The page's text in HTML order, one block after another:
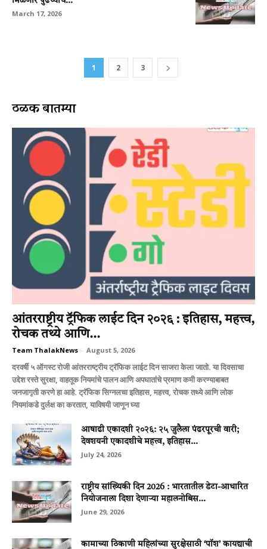
March 17, 2026
1 2 3
ठळक बातम्या
आंतरराष्ट्रीय ट्रॅफिक लाईट दिन २०२६ : इतिहास, महत्त्व,
रोचक तथ्ये आणि...
Team ThalakNews - August 5, 2026
दरवर्षी ५ ऑगस्ट रोजी आंतरराष्ट्रीय ट्रॅफिक लाईट दिन साजरा केला जातो. या दिवसाचा
उद्देश रस्ते सुरक्षा, वाहतूक नियमांचे पालन आणि अपघातांचे प्रमाण कमी करण्याबाबत
जनजागृती करणे हा आहे. ट्रॅफिक सिग्नलचा इतिहास, महत्त्व, रोचक तथ्ये आणि लोक
नियमांकडे दुर्लक्ष का करतात, याविषयी जाणून घ्या
आषाढी एकादशी २०२६: २५ जुलैला पंढरपूरची वारी;
देवशयनी एकादशीचे महत्त्व, इतिहास...
July 24, 2026
राष्ट्रीय सांख्यिकी दिन 2026 : भारतातील डेटा-आधारित
नियोजनाला दिशा देणाऱ्या महालनोबिस...
June 29, 2026
कामाच्या ठिकाणी महिलांच्या सुरक्षेसाठी ‘पॉश’ कायद्याची